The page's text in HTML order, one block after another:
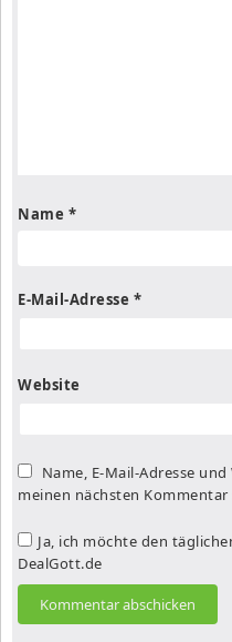
Name *
E-Mail-Adresse *
Website
Name, E-Mail-Adresse
meinen nächsten Kommentar
Ja, ich möchte den
DealGott.de